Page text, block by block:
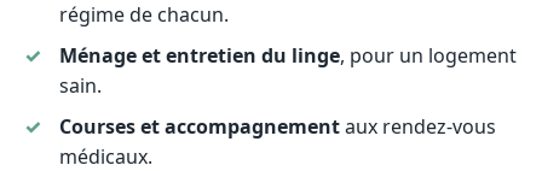
régime de chacun.
Ménage et entretien du linge, pour un logement
sain.
Courses et accompagnementaux rendez-vous
médicaux.